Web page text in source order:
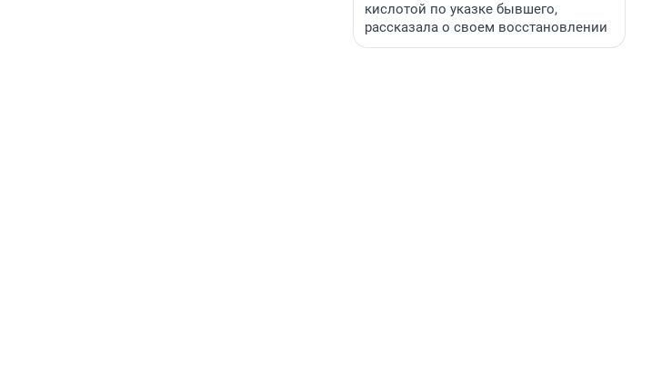
кислотой по указке бывшего,
рассказала о своем восстановлении